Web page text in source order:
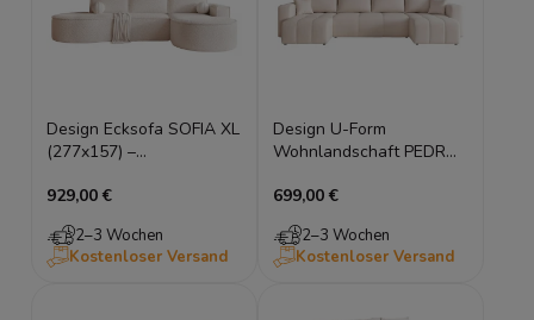
Design Ecksofa SOFIA XL
(277x157) –
Bettkasten,
Bonellfederung
929,00 €
2–3 Wochen
Kostenloser Versand
Design U-Form
Wohnlandschaft PEDRO
Schlaffunktion – Samt
Manila
699,00 €
2–3 Wochen
Kostenloser Versand